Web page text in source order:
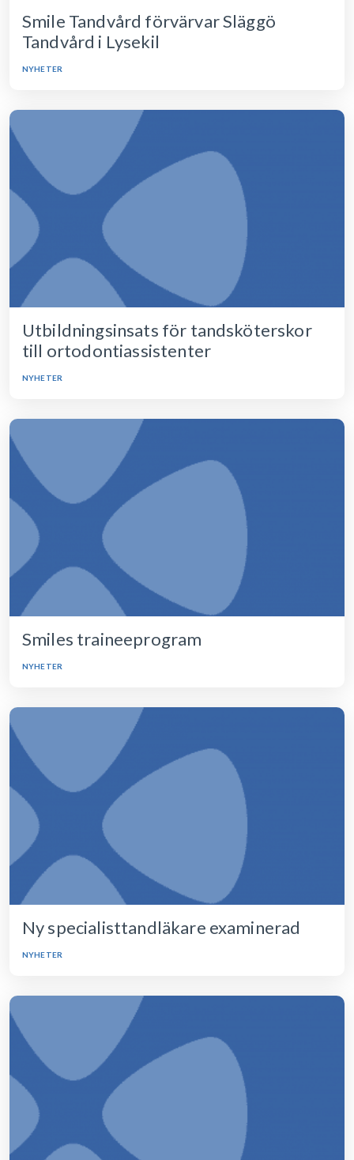
Smile Tandvård förvärvar Släggö
Tandvård i Lysekil
NYHETER
Utbildningsinsats för tandsköterskor
till ortodontiassistenter
NYHETER
Smiles traineeprogram
NYHETER
Ny specialisttandläkare examinerad
NYHETER